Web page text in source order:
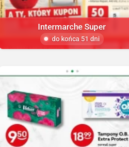
Intermarche Super
do końca 51 dni